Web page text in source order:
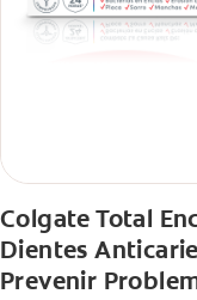
Colgate Total
Dientes
Prevenir